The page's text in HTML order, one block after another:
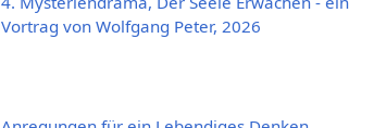
Vortrag von Wolfgang Peter, 2026